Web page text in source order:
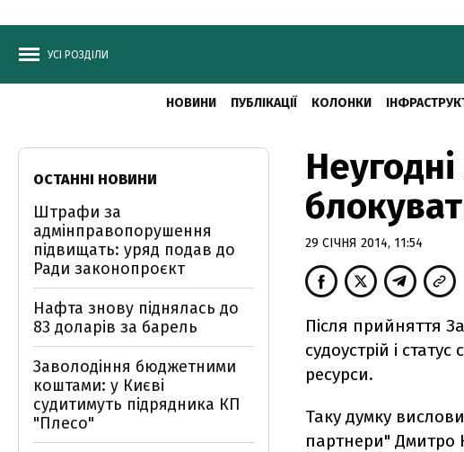
УСІ РОЗДІЛИ
НОВИНИ ПУБЛІКАЦІЇ КОЛОНКИ
29 СІЧНЯ 2014, 11:54
Після прийняття
судоустрій і
ресурси.
Таку думку
партнери" Дмитро
ОСТАННІ НОВИНИ
Штрафи за
адмінправопорушення
підвищать: уряд подав до
Ради законопроєкт
Нафта знову піднялась до
83 доларів за барель
Заволодіння бюджетними
коштами: у Києві
судитимуть підрядника КП
"Плесо"